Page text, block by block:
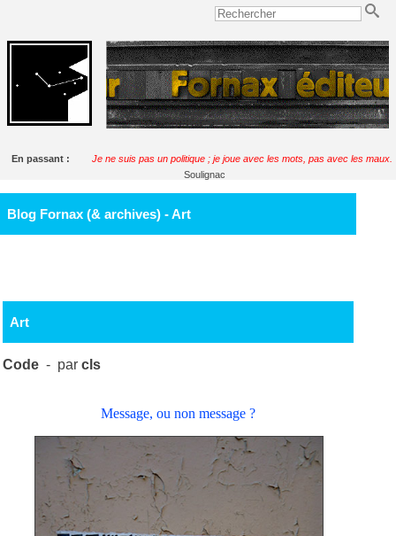
En passant :
Je ne suis pas un politique ; je joue avec les mots, pas avec les maux.
Soulignac
Blog Fornax (& archives) - Art
Art
Code - parcls
Message, ou non message ?